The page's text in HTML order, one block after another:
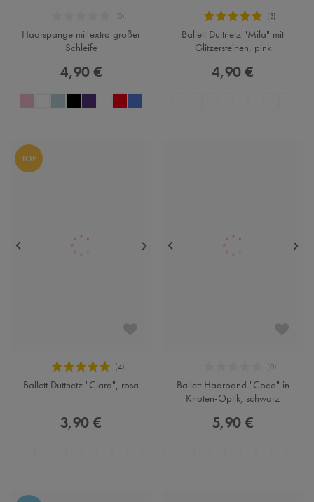
Haarspange mit extra großer
Schleife
4,90 €
Ballett Duttnetz "Mila" mit
Glitzersteinen, pink
4,90 €
TOP
Ballett Duttnetz "Clara", rosa
3,90 €
Ballett Haarband "Coco" in
Knoten-Optik, schwarz
5,90 €